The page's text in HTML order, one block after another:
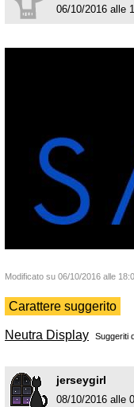
06/10/2016 alle
Modificato su 06/10/2016 alle
Carattere suggerito
Neutra Display Suggeriti
jerseygirl
08/10/2016 alle